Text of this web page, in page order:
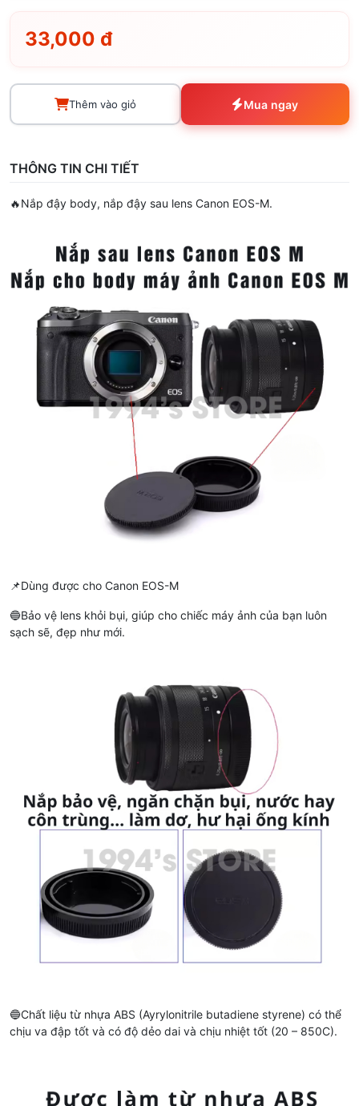
33,000 đ
Thêm vào giỏ Mua ngay
THÔNG TIN CHI TIẾT
🔥Nắp đậy body, nắp đậy sau lens Canon EOS-M.
📌Dùng được cho Canon EOS-M
🔵Bảo vệ lens khỏi bụi, giúp cho chiếc máy ảnh của bạn luôn
sạch sẽ, đẹp như mới.
🔵Chất liệu từ nhựa ABS (Ayrylonitrile butadiene styrene) có thể
chịu va đập tốt và có độ dẻo dai và chịu nhiệt tốt (20 – 850C).